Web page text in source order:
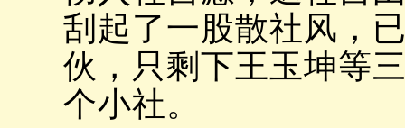
刮起了一股散社风，
伙，只剩下王玉坤等
个小社。